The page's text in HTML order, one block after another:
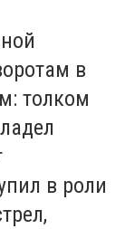
в
толком
в роли